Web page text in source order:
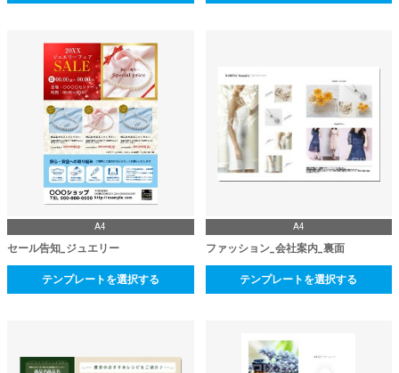
A4
セール告知_ジュエリー
テンプレートを選択する
A4
ファッション_会社案内_裏面
テンプレートを選択する